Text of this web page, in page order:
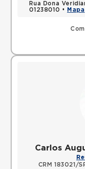
Rua Dona
01238010 •
Mapa
Carlos
CRM 183021/